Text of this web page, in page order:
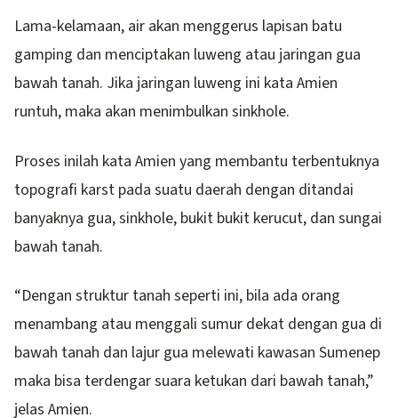
Lama-kelamaan, air akan menggerus lapisan batu
gamping dan menciptakan luweng atau jaringan gua
bawah tanah. Jika jaringan luweng ini kata Amien
runtuh, maka akan menimbulkan sinkhole.
Proses inilah kata Amien yang membantu terbentuknya
topografi karst pada suatu daerah dengan ditandai
banyaknya gua, sinkhole, bukit bukit kerucut, dan sungai
bawah tanah.
“Dengan struktur tanah seperti ini, bila ada orang
menambang atau menggali sumur dekat dengan gua di
bawah tanah dan lajur gua melewati kawasan Sumenep
maka bisa terdengar suara ketukan dari bawah tanah,”
jelas Amien.